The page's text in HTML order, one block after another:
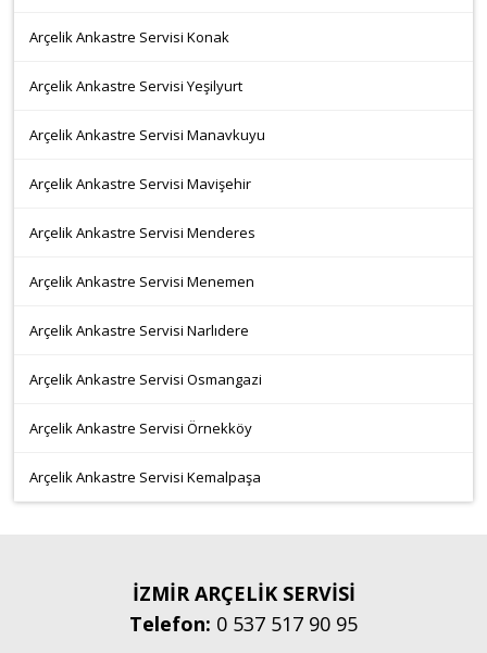
Arçelik Ankastre Servisi Konak
Arçelik Ankastre Servisi Yeşilyurt
Arçelik Ankastre Servisi Manavkuyu
Arçelik Ankastre Servisi Mavişehir
Arçelik Ankastre Servisi Menderes
Arçelik Ankastre Servisi Menemen
Arçelik Ankastre Servisi Narlıdere
Arçelik Ankastre Servisi Osmangazi
Arçelik Ankastre Servisi Örnekköy
Arçelik Ankastre Servisi Kemalpaşa
İZMİR ARÇELİK SERVİSİ
Telefon: 0 537 517 90 95